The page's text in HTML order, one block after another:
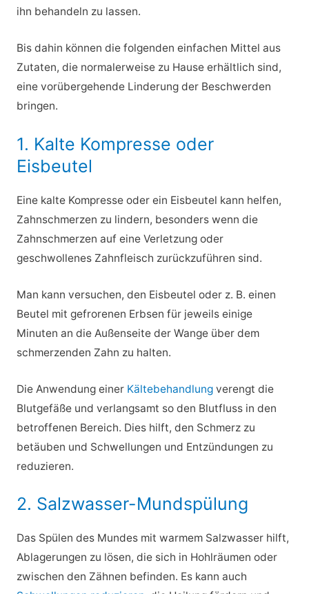
ihn behandeln zu lassen.
Bis dahin können die folgenden einfachen Mittel aus
Zutaten, die normalerweise zu Hause erhältlich sind,
eine vorübergehende Linderung der Beschwerden
bringen.
1. Kalte Kompresse oder
Eisbeutel
Eine kalte Kompresse oder ein Eisbeutel kann helfen,
Zahnschmerzen zu lindern, besonders wenn die
Zahnschmerzen auf eine Verletzung oder
geschwollenes Zahnfleisch zurückzuführen sind.
Man kann versuchen, den Eisbeutel oder z. B. einen
Beutel mit gefrorenen Erbsen für jeweils einige
Minuten an die Außenseite der Wange über dem
schmerzenden Zahn zu halten.
Die Anwendung einer Kältebehandlungverengt die
Blutgefäße und verlangsamt so den Blutfluss in den
betroffenen Bereich. Dies hilft, den Schmerz zu
betäuben und Schwellungen und Entzündungen zu
reduzieren.
2. Salzwasser-Mundspülung
Das Spülen des Mundes mit warmem Salzwasser hilft,
Ablagerungen zu lösen, die sich in Hohlräumen oder
zwischen den Zähnen befinden. Es kann auch